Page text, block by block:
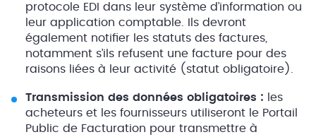
protocole EDI dans leur système d’information ou
leur application comptable. Ils devront
également notifier les statuts des factures,
notamment s’ils refusent une facture pour des
raisons liées à leur activité (statut obligatoire).
Transmission des données obligatoires : les
acheteurs et les fournisseurs utiliseront le Portail
Public de Facturation pour transmettre à